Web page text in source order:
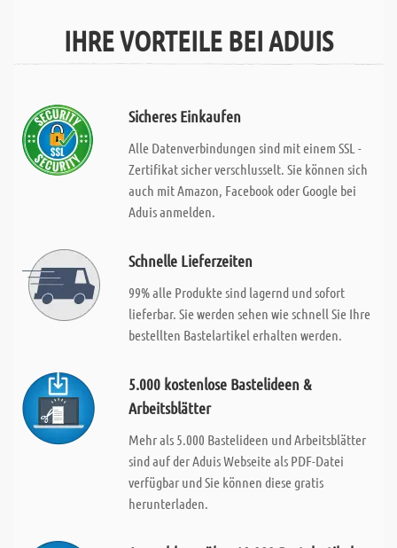
IHRE VORTEILE BEI ADUIS
Sicheres Einkaufen
Alle Datenverbindungen sind mit einem SSL -
Zertifikat sicher verschlusselt. Sie können sich
auch mit Amazon, Facebook oder Google bei
Aduis anmelden.
Schnelle Lieferzeiten
99% alle Produkte sind lagernd und sofort
lieferbar. Sie werden sehen wie schnell Sie Ihre
bestellten Bastelartikel erhalten werden.
5.000 kostenlose Bastelideen &
Arbeitsblätter
Mehr als 5.000 Bastelideen und Arbeitsblätter
sind auf der Aduis Webseite als PDF-Datei
verfügbar und Sie können diese gratis
herunterladen.